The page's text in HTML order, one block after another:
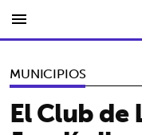
menu
MUNICIPIOS
El Club de